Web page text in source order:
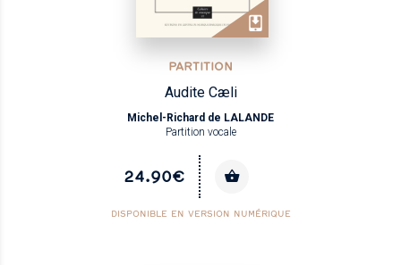
PARTITION
Audite Cæli
Michel-Richard de LALANDE
Partition vocale
24.90€
DISPONIBLE EN VERSION NUMÉRIQUE